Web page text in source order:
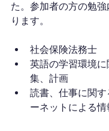
た。参加者の方の勉
ります。
社会保険法務士
英語の学習環境
集、計画
読書、仕事に関
ーネットによる